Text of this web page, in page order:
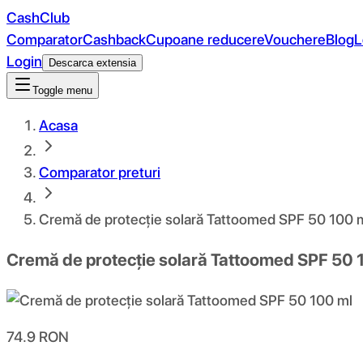
CashClub
ComparatorCashbackCupoane reducereVouchereBlog
Login
Descarca extensia
Toggle menu
Acasa
Comparator preturi
Cremă de protecție solară Tattoomed SPF 50 100
Cremă de protecție solară Tattoomed SPF 50
74.9 RON